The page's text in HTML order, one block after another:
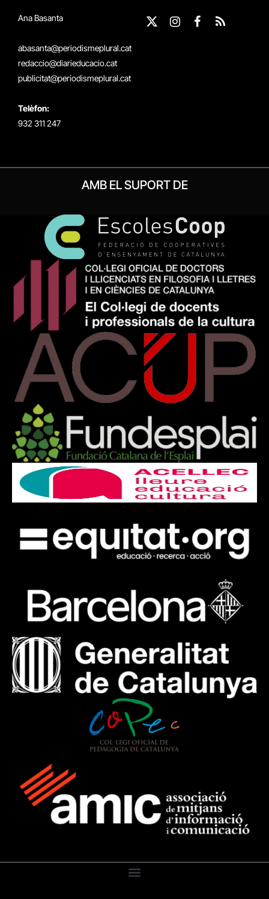
Ana Basanta
abasanta@periodismeplural.cat
redaccio@diarieducacio.cat
publicitat@periodismeplural.cat
Telèfon:
932 311 247
X
Instagram
Facebook
RSS
AMB EL SUPORT DE